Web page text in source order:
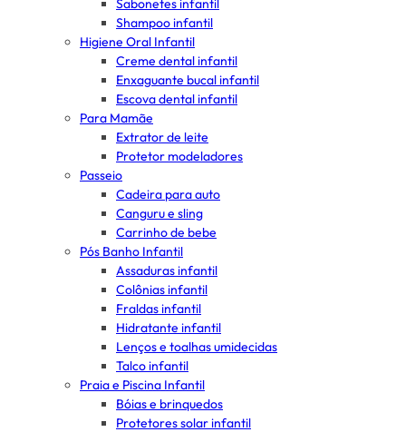
Sabonetes infantil
Shampoo infantil
Higiene Oral Infantil
Creme dental infantil
Enxaguante bucal infantil
Escova dental infantil
Para Mamãe
Extrator de leite
Protetor modeladores
Passeio
Cadeira para auto
Canguru e sling
Carrinho de bebe
Pós Banho Infantil
Assaduras infantil
Colônias infantil
Fraldas infantil
Hidratante infantil
Lenços e toalhas umidecidas
Talco infantil
Praia e Piscina Infantil
Bóias e brinquedos
Protetores solar infantil